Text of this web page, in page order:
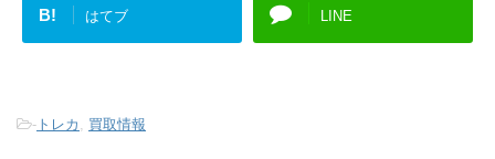
B! はてブ LINE
- トレカ 買取情報